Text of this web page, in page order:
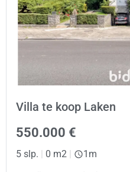
Villa te koop Laken
550.000 €
5 slp. | 0 m2 | 1m